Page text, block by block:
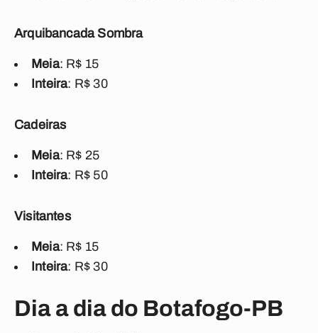
Arquibancada Sombra
Meia: R$ 15
Inteira: R$ 30
Cadeiras
Meia: R$ 25
Inteira: R$ 50
Visitantes
Meia: R$ 15
Inteira: R$ 30
Dia a dia do Botafogo-PB